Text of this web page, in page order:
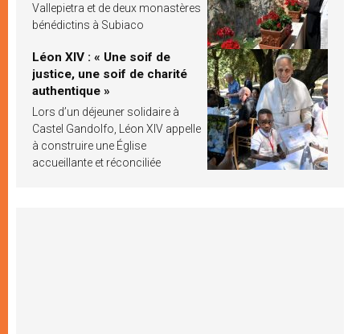
Vallepietra et de deux monastères
bénédictins à Subiaco
Léon XIV : « Une soif de
justice, une soif de charité
authentique »
Lors d’un déjeuner solidaire à
Castel Gandolfo, Léon XIV appelle
à construire une Église
accueillante et réconciliée